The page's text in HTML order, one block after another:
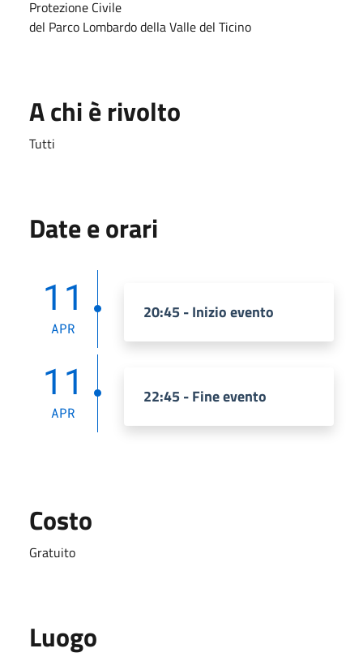
Protezione Civile
del Parco Lombardo della Valle del Ticino
A chi è rivolto
Tutti
Date e orari
11
APR
20:45 - Inizio evento
11
APR
22:45 - Fine evento
Costo
Gratuito
Luogo